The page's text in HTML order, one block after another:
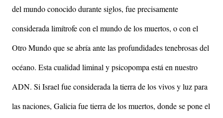
del mundo conocido durante siglos, fue precisamente
considerada limítrofe con el mundo de los muertos, o con el
Otro Mundo que se abría ante las profundidades tenebrosas del
océano. Esta cualidad liminal y psicopompa está en nuestro
ADN. Si Israel fue considerada la tierra de los vivos y luz para
las naciones, Galicia fue tierra de los muertos, donde se pone el